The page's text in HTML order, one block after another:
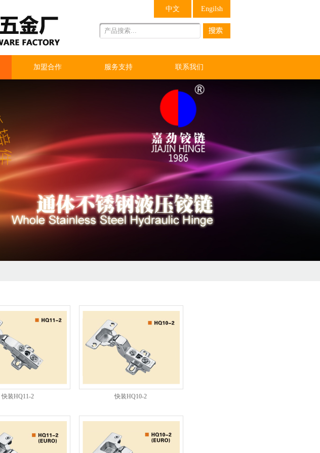
Engilsh
中文
加盟合作 服务支持 联系我们
快装HQ11-2 快装HQ10-2